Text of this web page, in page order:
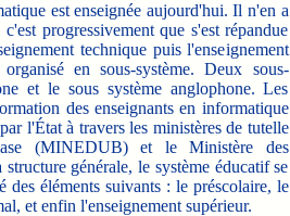
est enseignée aujourd'hui. Il n'en a
progressivement que s'est répandue
technique puis l'enseignement
en sous-système. Deux sous-
et le sous système anglophone. Les
des enseignants en informatique
l'État à travers les ministères de tutelle
(MINEDUB) et le Ministère des
générale, le système éducatif se
des éléments suivants : le préscolaire, le
et enfin l'enseignement supérieur.